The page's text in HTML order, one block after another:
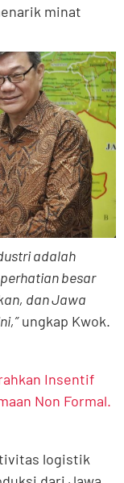
minat
adalah
besar
dan Jawa
ungkap Kwok.
Insentif
Non Formal.
logistik